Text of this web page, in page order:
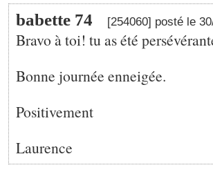
babette 74 [254060] posté le
Bravo à toi! tu as été
Bonne journée enneigée.
Positivement
Laurence